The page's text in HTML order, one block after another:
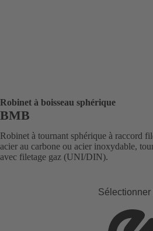
Robinet à boisseau sphérique
BMB
Robinet à tournant sphérique à raccord
acier au carbone ou acier inoxydable,
avec filetage gaz (UNI/DIN).
Sélectionner